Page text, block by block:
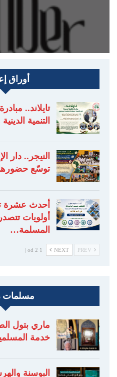
أوراق
تايلاند..
التنمية
النيجر.. دار
توسّع
أحدث عشرة
أولويات
المسلمة…
NEXT
1 od 2 |
مسلمات
ماري بتول
خدمة
البوسنة